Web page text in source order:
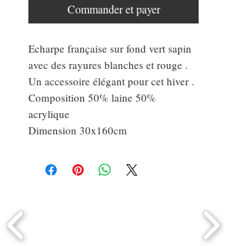
Commander et payer
Echarpe française sur fond vert sapin
avec des rayures blanches et rouge .
Un accessoire élégant pour cet hiver .
Composition 50% laine 50%
acrylique
Dimension 30x160cm